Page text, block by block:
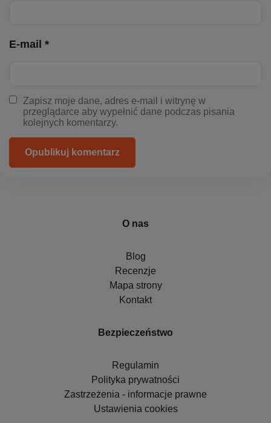
E-mail *
Zapisz moje dane, adres e-mail i witrynę w
przeglądarce aby wypełnić dane podczas pisania
kolejnych komentarzy.
Opublikuj komentarz
O nas
Blog
Recenzje
Mapa strony
Kontakt
Bezpieczeństwo
Regulamin
Polityka prywatności
Zastrzeżenia - informacje prawne
Ustawienia cookies